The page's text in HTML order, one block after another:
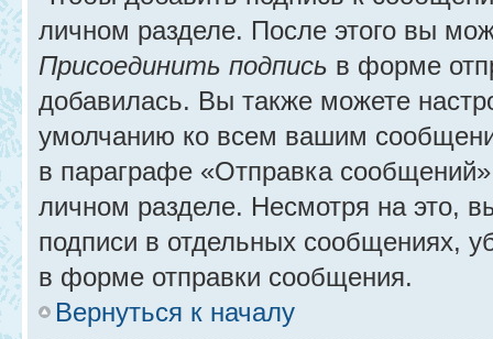
личном разделе. После этого вы
Присоединить подпись в форме
добавилась. Вы также можете
умолчанию ко всем вашим
в параграфе «Отправка
личном разделе. Несмотря на это,
подписи в отдельных сообщениях,
в форме отправки сообщения.
Вернуться к началу